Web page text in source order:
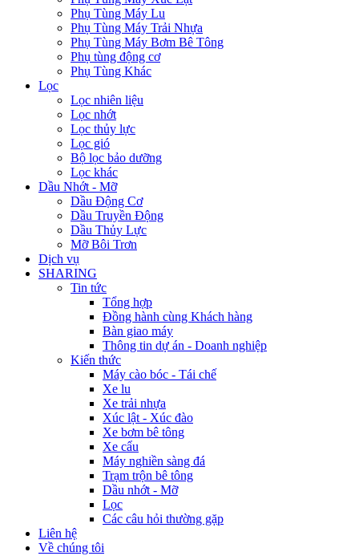
Phụ Tùng Máy Lu
Phụ Tùng Máy Trải Nhựa
Phụ Tùng Máy Bơm Bê Tông
Phụ tùng động cơ
Phụ Tùng Khác
Lọc
Lọc nhiên liệu
Lọc nhớt
Lọc thủy lực
Lọc gió
Bộ lọc bảo dưỡng
Lọc khác
Dầu Nhớt - Mỡ
Dầu Động Cơ
Dầu Truyền Động
Dầu Thủy Lực
Mỡ Bôi Trơn
Dịch vụ
SHARING
Tin tức
Tổng hợp
Đồng hành cùng Khách hàng
Bàn giao máy
Thông tin dự án - Doanh nghiệp
Kiến thức
Máy cào bóc - Tái chế
Xe lu
Xe trải nhựa
Xúc lật - Xúc đào
Xe bơm bê tông
Xe cẩu
Máy nghiền sàng đá
Trạm trộn bê tông
Dầu nhớt - Mỡ
Lọc
Các câu hỏi thường gặp
Liên hệ
Về chúng tôi